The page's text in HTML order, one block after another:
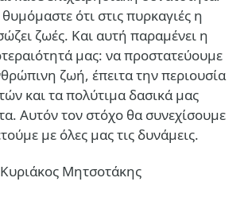
ότι στις πυρκαγιές η
ζωές. Και αυτή παραμένει η
μας: να προστατεύουμε
ζωή, έπειτα την περιουσία
και τα πολύτιμα δασικά μας
Αυτόν τον στόχο θα συνεχίσουμε
με όλες μας τις δυνάμεις.
Κυριάκος Μητσοτάκης